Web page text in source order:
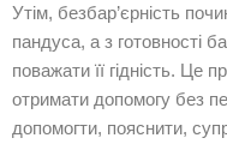
Утім, безбар’єрність
пандуса, а з готовності
поважати її гідність. Це
отримати допомогу без
допомогти, пояснити,